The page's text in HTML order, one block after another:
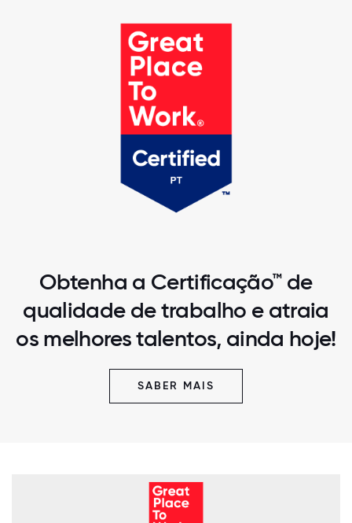
Obtenha a Certificação™ de
qualidade de trabalho e atraia
os melhores talentos, ainda hoje!
SABER MAIS